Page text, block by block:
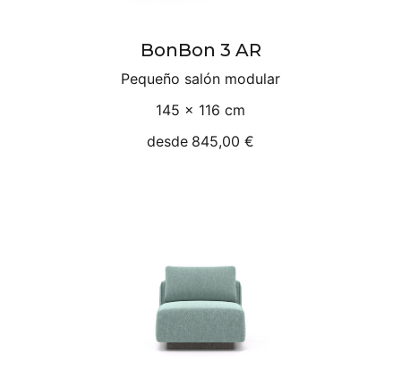
BonBon 3 AR
Pequeño salón modular
145 × 116 cm
desde 845,00 €